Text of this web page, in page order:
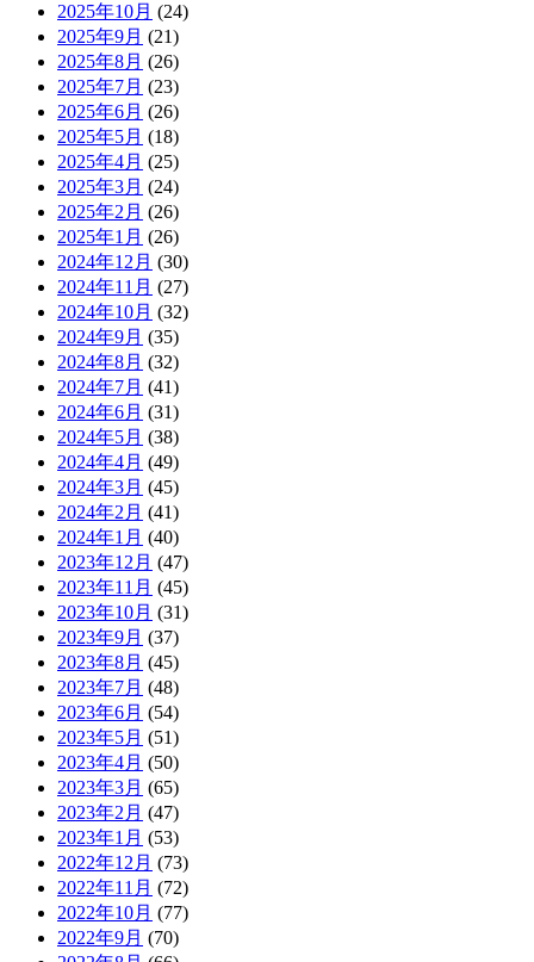
2025年10月 (24)
2025年9月 (21)
2025年8月 (26)
2025年7月 (23)
2025年6月 (26)
2025年5月 (18)
2025年4月 (25)
2025年3月 (24)
2025年2月 (26)
2025年1月 (26)
2024年12月 (30)
2024年11月 (27)
2024年10月 (32)
2024年9月 (35)
2024年8月 (32)
2024年7月 (41)
2024年6月 (31)
2024年5月 (38)
2024年4月 (49)
2024年3月 (45)
2024年2月 (41)
2024年1月 (40)
2023年12月 (47)
2023年11月 (45)
2023年10月 (31)
2023年9月 (37)
2023年8月 (45)
2023年7月 (48)
2023年6月 (54)
2023年5月 (51)
2023年4月 (50)
2023年3月 (65)
2023年2月 (47)
2023年1月 (53)
2022年12月 (73)
2022年11月 (72)
2022年10月 (77)
2022年9月 (70)